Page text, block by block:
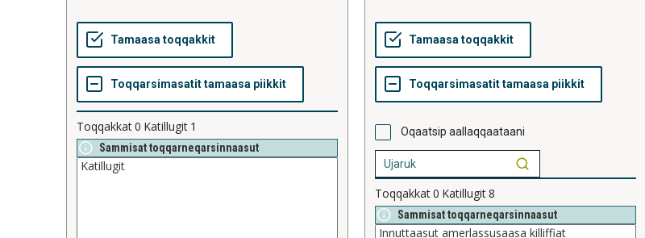
Toqqakkat0 Katillugit 1
Sammisat toqqarneqarsinnaasut
Oqaatsip aallaqqaataani
Toqqakkat0 Katillugit8
Sammisat toqqarneqarsinnaasut